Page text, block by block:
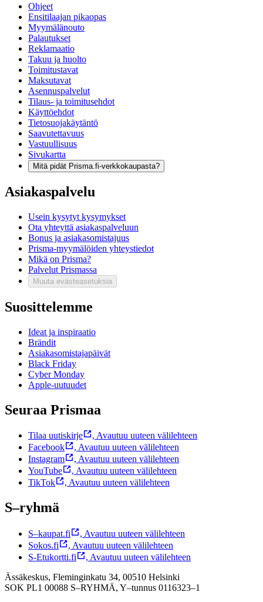
Ohjeet
Ensitilaajan pikaopas
Myymälänouto
Palautukset
Reklamaatio
Takuu ja huolto
Toimitustavat
Maksutavat
Asennuspalvelut
Tilaus- ja toimitusehdot
Käyttöehdot
Tietosuojakäytäntö
Saavutettavuus
Vastuullisuus
Sivukartta
Mitä pidät Prisma.fi-verkkokaupasta?
Asiakaspalvelu
Usein kysytyt kysymykset
Ota yhteyttä asiakaspalveluun
Bonus ja asiakasomistajuus
Prisma-myymälöiden yhteystiedot
Mikä on Prisma?
Palvelut Prismassa
Muuta evästeasetuksia
Suosittelemme
Ideat ja inspiraatio
Brändit
Asiakasomistajapäivät
Black Friday
Cyber Monday
Apple-uutuudet
Seuraa Prismaa
Tilaa uutiskirje , Avautuu uuteen välilehteen
Facebook
, Avautuu uuteen välilehteen
Instagram
, Avautuu uuteen välilehteen
YouTube
, Avautuu uuteen välilehteen
TikTok
, Avautuu uuteen välilehteen
S–ryhmä
S–kaupat.fi , Avautuu uuteen välilehteen
Sokos.fi
, Avautuu uuteen välilehteen
S-Etukortti.fi
, Avautuu uuteen välilehteen
Ässäkeskus, Fleminginkatu 34, 00510 Helsinki
SOK PL1 00088 S–RYHMÄ, Y–tunnus 0116323–1